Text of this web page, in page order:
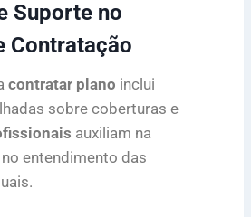
Suporte no
Contratação
contratar plano inclui
sobre coberturas e
auxiliam na
entendimento das